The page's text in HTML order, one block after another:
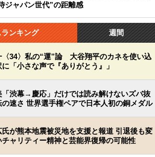
ジャパン世代”の距離感
ンキング 週間
〈34〉私の“運”論 大谷翔平のカネを使い込
に「小さな声で『ありがとう』」
「渋幕→慶応」だけでは読み解けないズバ抜
の速さ 世界選手権ペアで日本人初の銅メダル
氏が熊本地震被災地を支援と報道 引退後も変
チャリティー精神と芸能界復帰の可能性